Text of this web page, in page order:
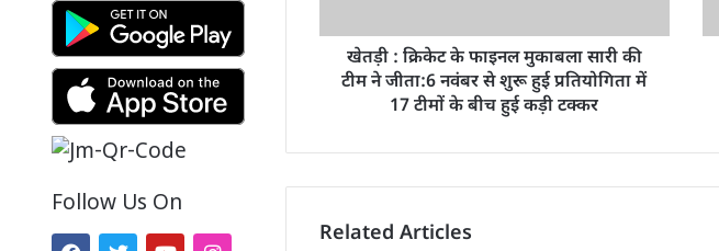
Follow Us On
खेतड़ी : क्रिकेट के फाइनल मुकाबला सारी की
टीम ने जीता:6 नवंबर से शुरू हुई प्रतियोगिता में
17 टीमों के बीच हुई कड़ी टक्कर
Related Articles